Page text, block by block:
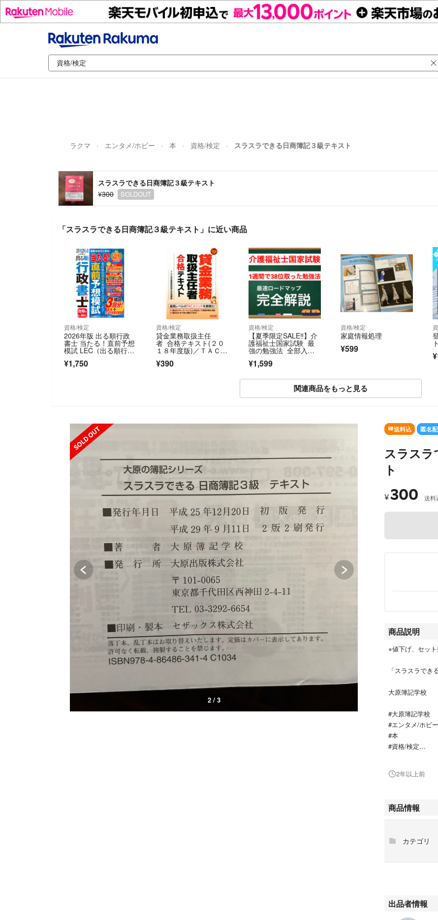
ラクマ エンタメ/ホビー 本 資格/検定 スラスラできる日商簿記３級テキスト
スラスラできる日商簿記３級テキスト
¥300
SOLDOUT
「スラスラできる日商簿記３級テキスト」に近い商品
資格/検定
2026年版 出る順行政
書士 当たる！直前予想
模試 LEC（出る順行政
書士シリーズ）
¥1,750
資格/検定
貸金業務取扱主任
者 合格テキスト(２０
１８年度版)／ＴＡＣ貸
金業務取扱主任者講座
(著者)
¥390
資格/検定
【夏季限定SALE‼︎】介
護福祉士国家試験 最
強の勉強法 全部入
り 2027
¥1,599
資格/検定
家庭情報処理
¥599
関連商品をもっと見る
SOLD
2 / 3
送料込 匿名
スラスラ
ト
¥300 送料
商品説明
⭐︎値下げ、セッ
「スラスラでき
大原簿記学校
#大原簿記学校
#エンタメ/ホビー
#本
#資格/検定
2年以上前
商品情報
カテゴリ
出品者情報